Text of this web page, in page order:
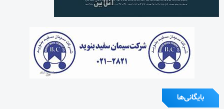
بایگانی‌ها